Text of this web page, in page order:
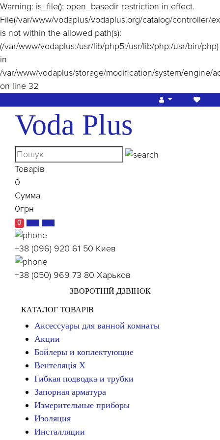
Warning: is_file(): open_basedir restriction in effect.
File(/var/www/vodaplus/vodaplus.org/catalog/controller/
is not within the allowed path(s):
(/var/www/vodaplus:/usr/lib/php5:/usr/lib/php:/usr/bin/php)
in
/var/www/vodaplus/storage/modification/system/engine/
on line 32
Voda Plus
Товарів
0
Сумма
0грн
0
+38 (096) 920 61 50 Киев
+38 (050) 969 73 80 Харьков
ЗВОРОТНІЙ ДЗВІНОК
КАТАЛОГ ТОВАРІВ
Аксессуары для ванной комнаты
Акции
Бойлеры и коплектующие
Вентеляція Х
Гибкая подводка и трубки
Запорная арматура
Измерительные приборы
Изоляция
Инсталляции